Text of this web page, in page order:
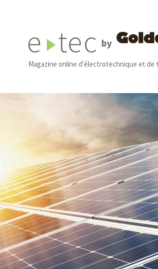
by
Magazine online d'électrotechnique et de